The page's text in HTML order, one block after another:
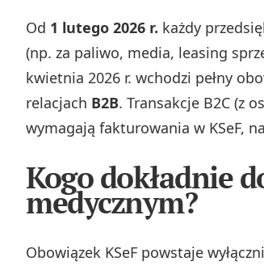
Od 1 lutego 2026 r. każdy
(np. za paliwo, media, leasing
kwietnia 2026 r. wchodzi pełny
relacjach B2B. Transakcje B2C (z
wymagają fakturowania w KSeF,
Kogo dokładnie
medycznym?
Obowiązek KSeF powstaje